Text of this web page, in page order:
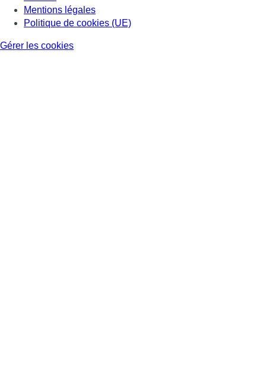
Mentions légales
Politique de cookies (UE)
Gérer les cookies